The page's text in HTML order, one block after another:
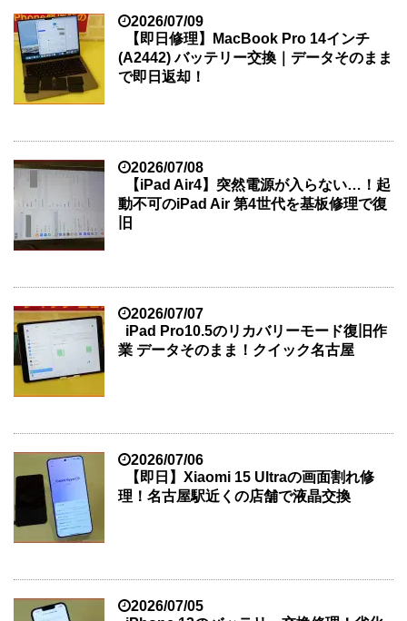
2026/07/09
【即日修理】MacBook Pro 14インチ
(A2442) バッテリー交換｜データそのまま
で即日返却！
2026/07/08
【iPad Air4】突然電源が入らない…！起
動不可のiPad Air 第4世代を基板修理で復
旧
2026/07/07
iPad Pro10.5のリカバリーモード復旧作
業 データそのまま！クイック名古屋
2026/07/06
【即日】Xiaomi 15 Ultraの画面割れ修
理！名古屋駅近くの店舗で液晶交換
2026/07/05